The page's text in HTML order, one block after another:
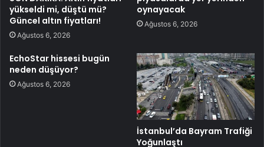
yükseldi mi, düştü mü?
Güncel altın fiyatları!
Ağustos 6, 2026
oynayacak
Ağustos 6, 2026
EchoStar hissesi bugün
neden düşüyor?
Ağustos 6, 2026
İstanbul’da Bayram Trafiği
Yoğunlaştı